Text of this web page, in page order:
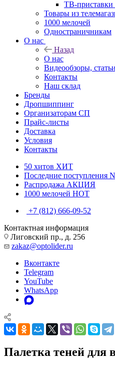
ТВ-приставки
Товары из
1000 мелочей
Одностраничникам
О нас
Назад
О нас
Видеообзоры,
Контакты
Наш склад
Бренды
Дропшиппинг
Организаторам СП
Прайс-листы
Доставка
Условия
Контакты
50 хитов ХИТ
Последние поступления
Распродажа АКЦИЯ
1000 мелочей HOT
+7 (812) 666-09-52
Контактная информация
Лиговский пр., д. 256
zakaz@optolider.ru
Вконтакте
Telegram
YouTube
WhatsApp
Палетка теней для